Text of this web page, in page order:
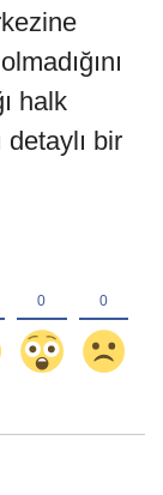
halk
detaylı bir